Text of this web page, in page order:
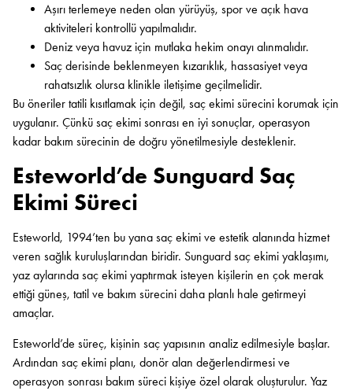
Aşırı terlemeye neden olan yürüyüş, spor ve açık hava
aktiviteleri kontrollü yapılmalıdır.
Deniz veya havuz için mutlaka hekim onayı alınmalıdır.
Saç derisinde beklenmeyen kızarıklık, hassasiyet veya
rahatsızlık olursa klinikle iletişime geçilmelidir.
Bu öneriler tatili kısıtlamak için değil, saç ekimi sürecini korumak için
uygulanır. Çünkü saç ekimi sonrası en iyi sonuçlar, operasyon
kadar bakım sürecinin de doğru yönetilmesiyle desteklenir.
Esteworld’de Sunguard Saç
Ekimi Süreci
Esteworld, 1994’ten bu yana saç ekimi ve estetik alanında hizmet
veren sağlık kuruluşlarından biridir. Sunguard saç ekimi yaklaşımı,
yaz aylarında saç ekimi yaptırmak isteyen kişilerin en çok merak
ettiği güneş, tatil ve bakım sürecini daha planlı hale getirmeyi
amaçlar.
Esteworld’de süreç, kişinin saç yapısının analiz edilmesiyle başlar.
Ardından saç ekimi planı, donör alan değerlendirmesi ve
operasyon sonrası bakım süreci kişiye özel olarak oluşturulur. Yaz